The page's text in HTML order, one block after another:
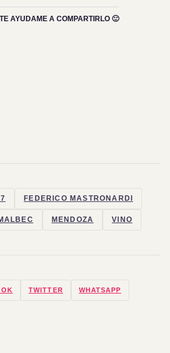
AYUDAME A COMPARTIRLO 🙂
FEDERICO MASTRONARDI
MENDOZA VINO
TWITTER WHATSAPP